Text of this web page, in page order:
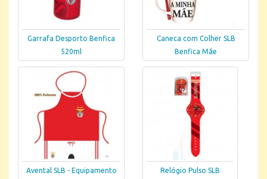
Garrafa Desporto Benfica
520ml
Caneca com Colher SLB
Benfica Mãe
Avental SLB - Equipamento
Relógio Pulso SLB